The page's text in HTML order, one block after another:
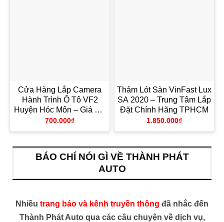
Cửa Hàng Lắp Camera
Hành Trình Ô Tô VF2
Huyện Hóc Môn – Giá Tốt
TPHCM
700.000₫
Thảm Lót Sàn VinFast Lux
SA 2020 – Trung Tâm Lắp
Đặt Chính Hãng TPHCM
1.850.000₫
BÁO CHÍ NÓI GÌ VỀ THÀNH PHÁT
AUTO
Nhiều trang báo và kênh truyền thông đã nhắc đến
Thành Phát Auto qua các câu chuyện về dịch vụ,